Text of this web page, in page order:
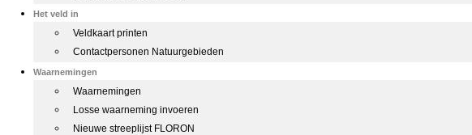
Het veld in
Veldkaart printen
Contactpersonen Natuurgebieden
Waarnemingen
Waarnemingen
Losse waarneming invoeren
Nieuwe streeplijst FLORON